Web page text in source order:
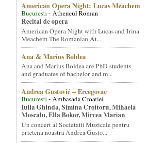
American Opera Night: Lucas Meachem
Bucuresti- Atheneul Roman
Recital de opera
American Opera Night with Lucas and Irina
Meachem The Romanian At...
Ana & Marius Boldea
Ana and Marius Boldea are PhD students
and graduates of bachelor and m...
Andrea Gustović – Ercegovac
Bucuresti- Ambasada Croatiei
Iulia Ghinda, Simina Croitoru, Mihaela
Moscalu, Ella Bokor, Mircea Marian
Un concert al Societatii Muzicale pentru
prietena noastra Andrea Gusto...